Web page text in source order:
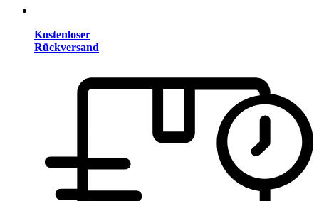
Kostenloser
Rückversand